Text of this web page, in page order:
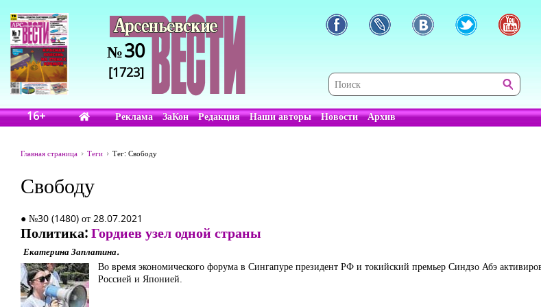
№30
[1723]
16+ Реклама ЗаКон Редакция Наши авторы Новости Архив
Главная страница Теги Тег: Свободу
Свободу
● №30 (1480) от 28.07.2021
Политика:Гордиев узел одной страны
Екатерина Заплатина.
Во время экономического форума в Сингапуре президент РФ и токийский премьер Синдзо Абэ
Россией и Японией.